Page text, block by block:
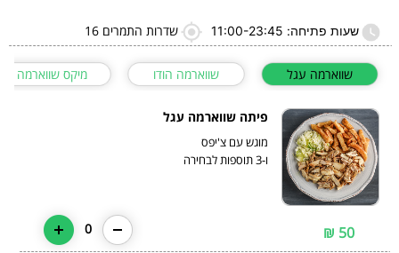
שעות פתיחה: 11:00-23:45 שדרות התמרים 16
שווארמה עגל שווארמה הודו מיקס שווארמה
פיתה שווארמה עגל
מוגש עם צ'יפס
ו-3 תוספות לבחירה
50 ₪
0